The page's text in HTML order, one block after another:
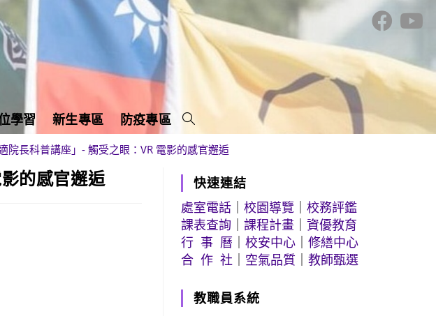
學習 新生專區 防疫專區
院長科普講座」- 觸受之眼：VR 電影的感官邂逅
的感官邂逅
快速連結
處室電話 ｜校園導覽 ｜校務評鑑
課表查詢 ｜課程計畫 ｜資優教育
行 事 曆 ｜校安中心 ｜修繕中心
合 作 社
空氣品質 ｜教師甄選
教職員系統